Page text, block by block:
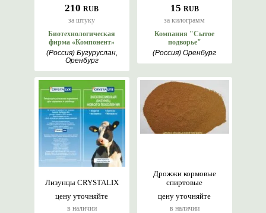
210 RUB
за штуку
Биотехнологическая
фирма «Компонент»
(Россия) Бугуруслан,
Оренбург
15 RUB
за килограмм
Компания "Сытое
подворье"
(Россия) Оренбург
цену уточняйте
в наличии
Лизунцы CRYSTALIX
цену уточняйте
в наличии
Дрожжи кормовые
спиртовые